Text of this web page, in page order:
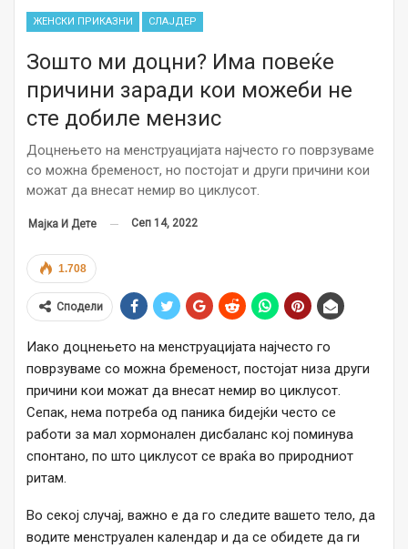
ЖЕНСКИ ПРИКАЗНИ СЛАЈДЕР
Зошто ми доцни? Има повеќе
причини заради кои можеби не
сте добиле мензис
Доцнењето на менструацијата најчесто го поврзуваме
со можна бременост, но постојат и други причини кои
можат да внесат немир во циклусот.
Мајка И Дете Сеп 14, 2022
1.708
Сподели
Иако доцнењето на менструацијата најчесто го
поврзуваме со можна бременост, постојат низа други
причини кои можат да внесат немир во циклусот.
Сепак, нема потреба од паника бидејќи често се
работи за мал хормонален дисбаланс кој поминува
спонтано, по што циклусот се враќа во природниот
ритам.
Во секој случај, важно е да го следите вашето тело, да
водите менструален календар и да се обидете да ги